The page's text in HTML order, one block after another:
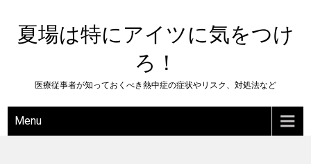
content夏場は特にアイツに気をつけ
ろ！
医療従事者が知っておくべき熱中症の症状やリスク、対処法など
Menu